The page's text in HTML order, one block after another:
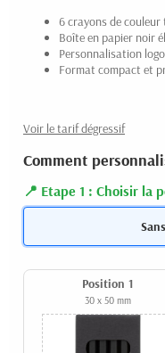
6 crayons de
Boîte en papier noir
Personnalisation
Format compact et
Voir le tarif dégressif
Comment
Etape 1 : Choisir la
Position 1
30 x 50 mm